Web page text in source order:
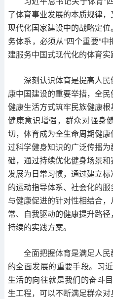
了体育事业发展的本质规律
现代化国家建设中的战略定
务体系，必须从“四个重要”
建服务中国式现代化的体育实
深刻认识体育是提高人
康中国建设的重要举措，全
健康生活方式筑牢民族健康
健康意识增强，群众对强身
切，体育成为全生命周期健
过科学健身知识的广泛传播
础，通过持续优化健身场景
发展为日常习惯，通过建立
的运动指导体系、社会化的
与健康促进的针对性相结合
常、自我驱动的健康提升路
持续的实践方案。
全面把握体育是满足人
的全面发展的重要手段。习
生活的向往就是我们的奋斗
生工程，可以不断满足群众